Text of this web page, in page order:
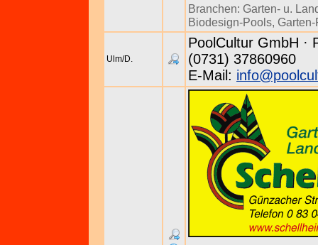
Branchen: Garten- u.
Biodesign-Pools,
Ulm/D.
PoolCultur GmbH ·
(0731) 37860960
E-Mail: